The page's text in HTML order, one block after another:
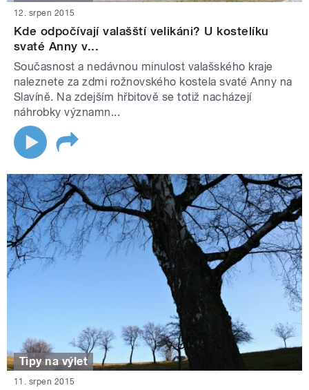
12. srpen 2015
Kde odpočívají valašští velikáni? U kostelíku
svaté Anny v...
Současnost a nedávnou minulost valašského kraje
naleznete za zdmi rožnovského kostela svaté Anny na
Slavíně. Na zdejším hřbitově se totiž nacházejí
náhrobky významn...
Tipy na výlet
11. srpen 2015